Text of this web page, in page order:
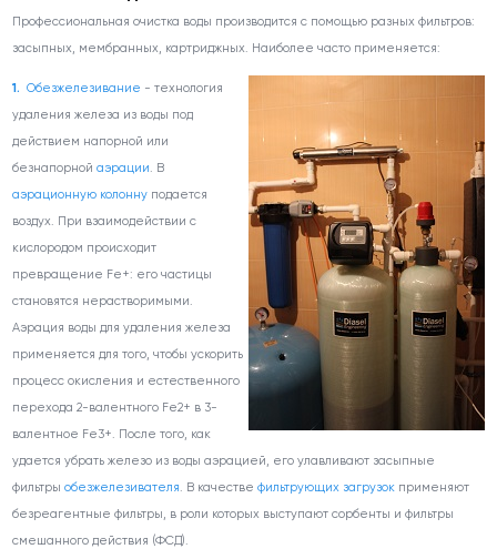
Профессиональная очистка воды производится с помощью разных фильтров:
засыпных, мембранных, картриджных. Наиболее часто применяется:
Обезжелезивание - технология
удаления железа из воды под
действием напорной или
безнапорнойаэрации. В
аэрационную колонну подается
воздух. При взаимодействии с
кислородом происходит
превращение Fe+: его частицы
становятся нерастворимыми.
Аэрация воды для удаления железа
применяется для того, чтобы ускорить
процесс окисления и естественного
перехода 2-валентного Fe2+ в 3-
валентное Fe3+. После того, как
удается убрать железо из воды аэрацией, его улавливают засыпные
фильтрыобезжелезивателя. В качествефильтрующих загрузок применяют
безреагентные фильтры, в роли которых выступают сорбенты и фильтры
смешанного действия (ФСД).